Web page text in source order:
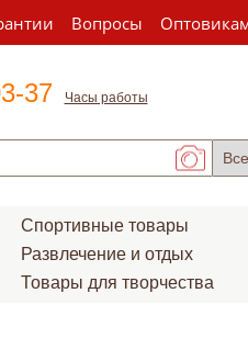
Вопросы
37 Часы работы
Спортивные товары
Развлечение и отдых
Товары для творчества